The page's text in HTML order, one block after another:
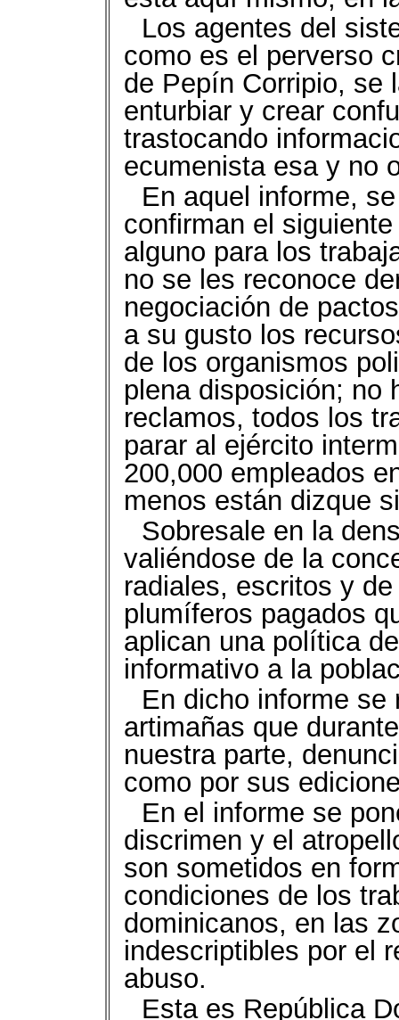
Los agentes del
como es el perverso
de Pepín Corripio, se
enturbiar y crear
trastocando
ecumenista esa y no
En aquel informe,
confirman el
alguno para los
no se les reconoce
negociación de
a su gusto los
de los organismos
plena disposición; no
reclamos, todos los
parar al ejército
200,000 empleados
menos están dizque
Sobresale en la
valiéndose de la
radiales, escritos y
plumíferos pagados
aplican una política
informativo a la
En dicho informe se
artimañas que
nuestra parte,
como por sus
En el informe se
discrimen y el
son sometidos en
condiciones de los
dominicanos, en las
indescriptibles por el
abuso.
Esta es República